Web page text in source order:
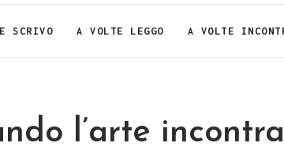
SCRIVO A VOLTE LEGGO A VOLTE
l’arte